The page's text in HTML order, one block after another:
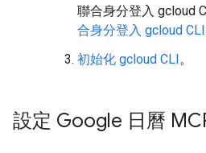
聯合身分登入 gcloud
合身分登入 gcloud CLI
初始化 gcloud CLI。
設定 Google 日曆